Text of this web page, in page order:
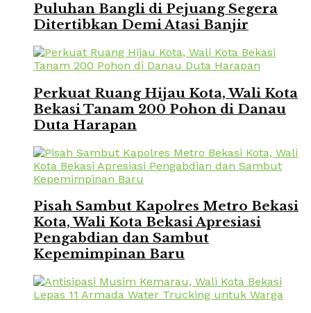
Puluhan Bangli di Pejuang Segera
Ditertibkan Demi Atasi Banjir
Perkuat Ruang Hijau Kota, Wali Kota
Bekasi Tanam 200 Pohon di Danau
Duta Harapan
Pisah Sambut Kapolres Metro Bekasi
Kota, Wali Kota Bekasi Apresiasi
Pengabdian dan Sambut
Kepemimpinan Baru